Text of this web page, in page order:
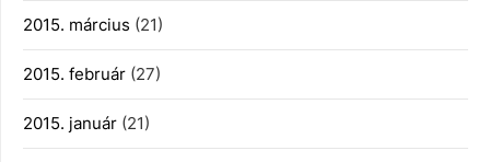
2015. március (21)
2015. február (27)
2015. január (21)